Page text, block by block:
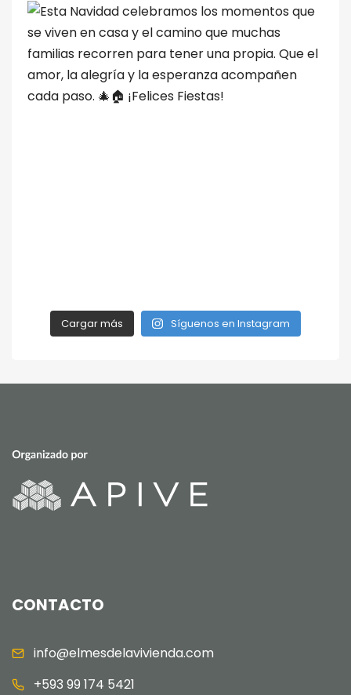
Cargar más Síguenos en Instagram
CONTACTO
info@elmesdelavivienda.com
+593 99 174 5421